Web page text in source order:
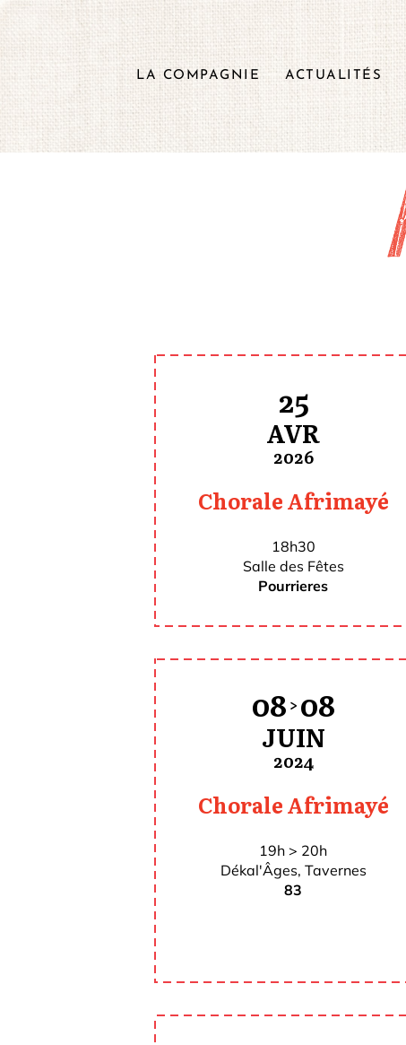
LA COMPAGNIE ACTUALITÉS
25
AVR
2026
Chorale Afrimayé
18h30
Salle des Fêtes
Pourrieres
08 > 08
JUIN
2024
Chorale Afrimayé
19h > 20h
Dékal'Âges, Tavernes
83